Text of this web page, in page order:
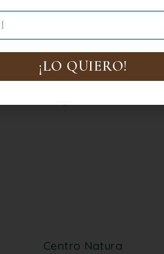
se realizarán lo más parecido
son artesanales y como no
realizaremos con todo nuestro
flores naturales, seleccionadas
con las mejores marcas y
de experiencia en el sector,
Centro Natura
¡LO QUIERO!